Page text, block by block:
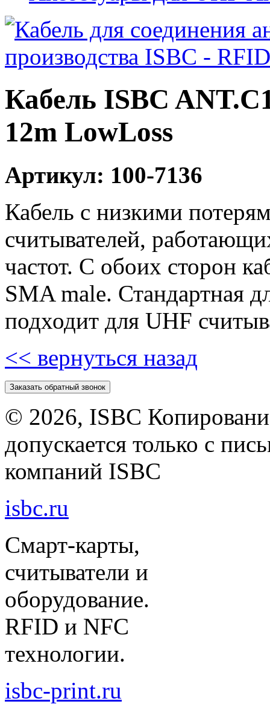
Кабель ISBC
12m LowLoss
Артикул: 100-7136
Кабель с низкими
считывателей,
частот. С обоих сторон
SMA male. Стандартная
подходит для UHF
<< вернуться назад
Заказать обратный звонок
© 2026, ISBC
допускается только с
компаний ISBC
isbc.ru
Смарт-карты,
считыватели и
оборудование.
RFID и NFC
технологии.
isbc-print.ru